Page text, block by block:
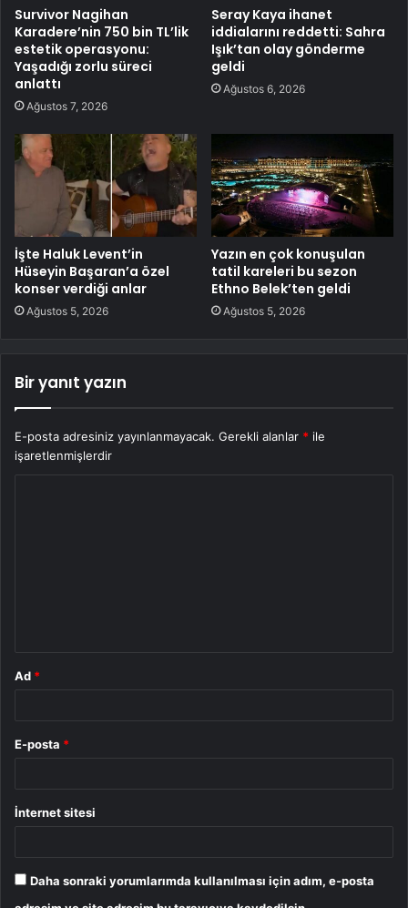
Survivor Nagihan
Karadere’nin 750 bin TL’lik
estetik operasyonu:
Yaşadığı zorlu süreci
anlattı
Ağustos 7, 2026
Seray Kaya ihanet
iddialarını reddetti: Sahra
Işık’tan olay gönderme
geldi
Ağustos 6, 2026
İşte Haluk Levent’in
Hüseyin Başaran’a özel
konser verdiği anlar
Ağustos 5, 2026
Yazın en çok konuşulan
tatil kareleri bu sezon
Ethno Belek’ten geldi
Ağustos 5, 2026
Bir yanıt yazın
E-posta adresiniz yayınlanmayacak. Gerekli alanlar * ile
işaretlenmişlerdir
Ad *
E-posta *
İnternet sitesi
Daha sonraki yorumlarımda kullanılması için adım, e-posta